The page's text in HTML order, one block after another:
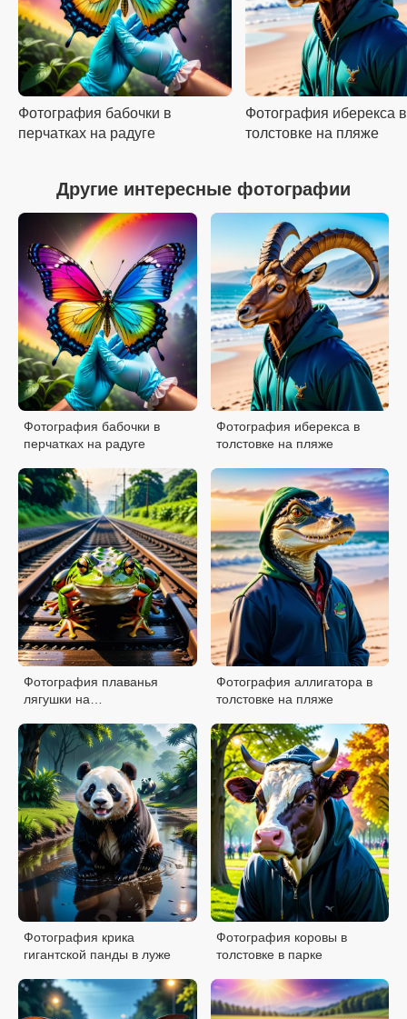
Фотография бабочки в
перчатках на радуге
Фотография иберекса в
толстовке на пляже
Другие интересные фотографии
Фотография бабочки в
перчатках на радуге
Фотография иберекса в
толстовке на пляже
Фотография плаванья
лягушки на
Фотография аллигатора в
толстовке на пляже
Фотография крика
гигантской панды в луже
Фотография коровы в
толстовке в парке